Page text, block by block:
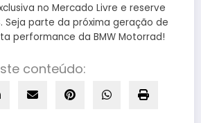
no Mercado Livre e reserve
Seja parte da próxima geração de
performance da BMW Motorrad!
conteúdo: